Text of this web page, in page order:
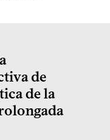
de
de la